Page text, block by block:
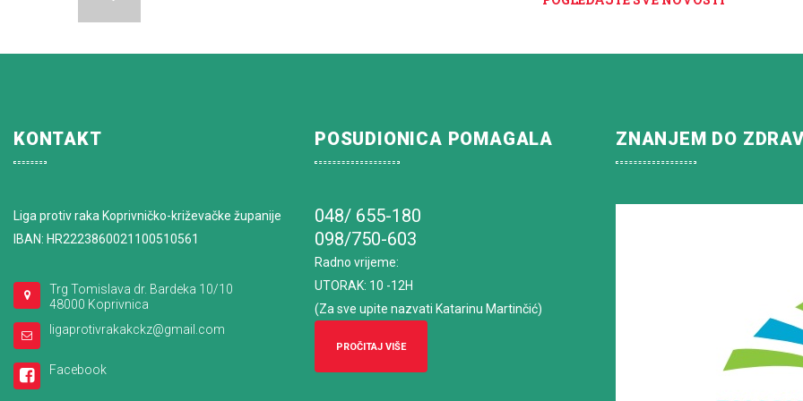
KONTAKT
Liga protiv raka Koprivničko-križevačke županije
IBAN: HR2223860021100510561
Trg Tomislava dr. Bardeka 10/10
48000 Koprivnica
ligaprotivrakakckz@gmail.com
Facebook
POSUDIONICA POMAGALA
048/ 655-180
098/750-603
Radno vrijeme:
UTORAK: 10 -12H
(Za sve upite nazvati Katarinu Martinčić)
PROČITAJ VIŠE
ZNANJEM DO